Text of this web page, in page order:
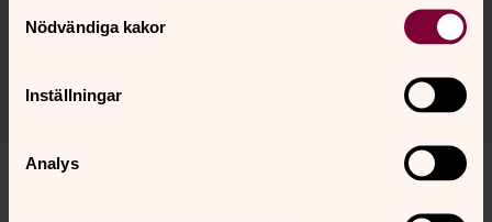
Nödvändiga kakor
Inställningar
Analys
om du vill veta vilken
utlandsförsamling du hör till.